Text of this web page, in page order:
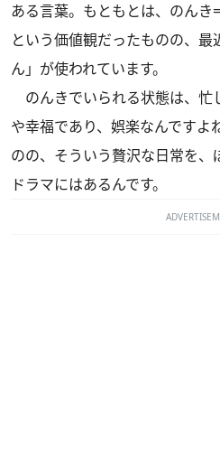
ある言葉。もともとは、のん
という価値観だったものの、
ん」が使われています。
のんきでいられる状態は、忙
や幸福であり、娯楽なんですよ
のの、そういう贅沢な日常を
ドラマにはあるんです。